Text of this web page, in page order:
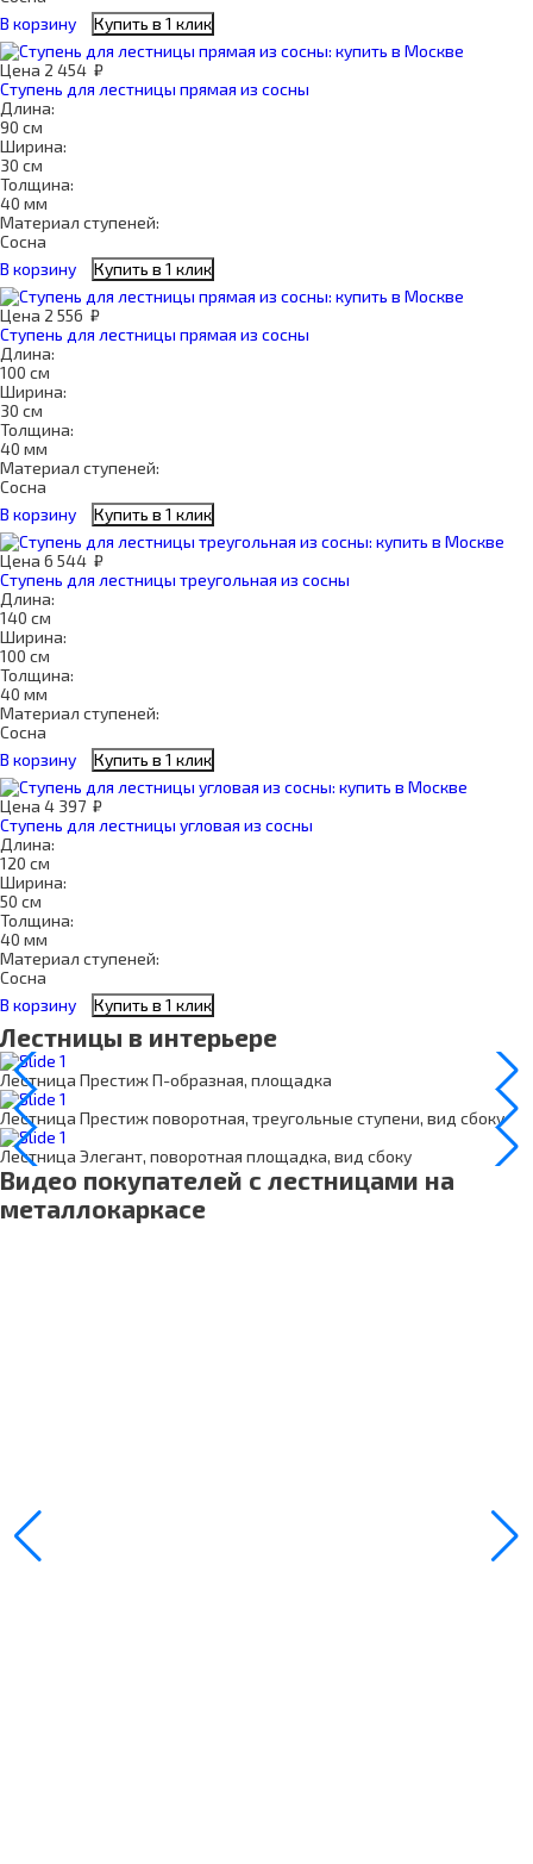
В корзину
Купить в 1 клик
Цена 2 454 ₽
Ступень для лестницы прямая из сосны
Длина:
90 см
Ширина:
30 см
Толщина:
40 мм
Материал ступеней:
Сосна
В корзину
Купить в 1 клик
Цена 2 556 ₽
Ступень для лестницы прямая из сосны
Длина:
100 см
Ширина:
30 см
Толщина:
40 мм
Материал ступеней:
Сосна
В корзину
Купить в 1 клик
Цена 6 544 ₽
Ступень для лестницы треугольная из сосны
Длина:
140 см
Ширина:
100 см
Толщина:
40 мм
Материал ступеней:
Сосна
В корзину
Купить в 1 клик
Цена 4 397 ₽
Ступень для лестницы угловая из сосны
Длина:
120 см
Ширина:
50 см
Толщина:
40 мм
Материал ступеней:
Сосна
В корзину
Купить в 1 клик
Лестницы в интерьере
Лестница Престиж П-образная, площадка
Лестница Престиж поворотная, треугольные ступени, вид сбоку
Лестница Элегант, поворотная площадка, вид сбоку
Видео покупателей с лестницами на
металлокаркасе